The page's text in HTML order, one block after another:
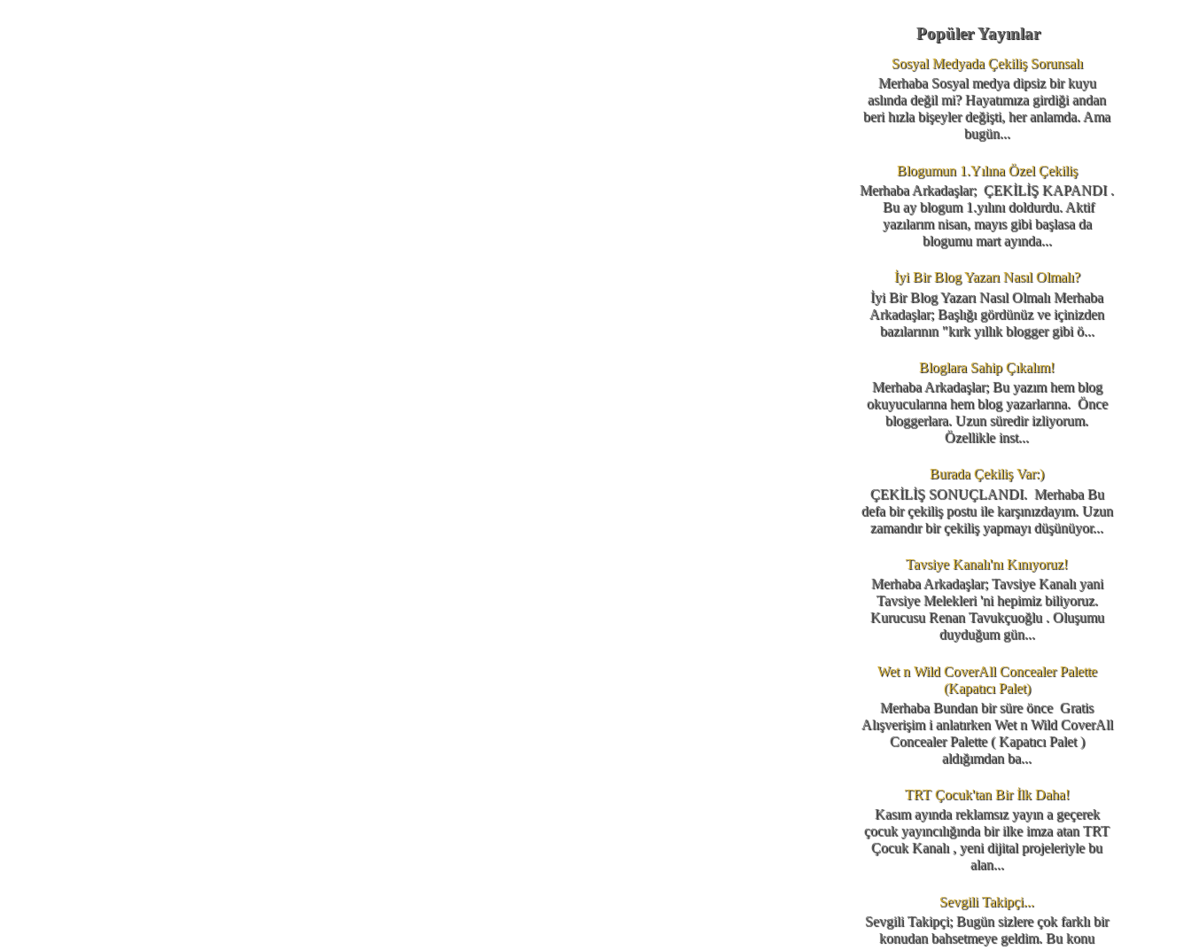
Popüler Yayınlar
Sosyal Medyada Çekiliş Sorunsalı
Merhaba Sosyal medya dipsiz bir kuyu
aslında değil mi? Hayatımıza girdiği andan
beri hızla bişeyler değişti, her anlamda. Ama
bugün...
Blogumun 1.Yılına Özel Çekiliş
Merhaba Arkadaşlar; ÇEKİLİŞ KAPANDI .
Bu ay blogum 1.yılını doldurdu. Aktif
yazılarım nisan, mayıs gibi başlasa da
blogumu mart ayında...
İyi Bir Blog Yazarı Nasıl Olmalı?
İyi Bir Blog Yazarı Nasıl Olmalı Merhaba
Arkadaşlar; Başlığı gördünüz ve içinizden
bazılarının "kırk yıllık blogger gibi ö...
Bloglara Sahip Çıkalım!
Merhaba Arkadaşlar; Bu yazım hem blog
okuyucularına hem blog yazarlarına. Önce
bloggerlara. Uzun süredir izliyorum.
Özellikle inst...
Burada Çekiliş Var:)
ÇEKİLİŞ SONUÇLANDI. Merhaba Bu
defa bir çekiliş postu ile karşınızdayım. Uzun
zamandır bir çekiliş yapmayı düşünüyor...
Tavsiye Kanalı'nı Kınıyoruz!
Merhaba Arkadaşlar; Tavsiye Kanalı yani
Tavsiye Melekleri 'ni hepimiz biliyoruz.
Kurucusu Renan Tavukçuoğlu . Oluşumu
duyduğum gün...
Wet n Wild CoverAll Concealer Palette
(Kapatıcı Palet)
Merhaba Bundan bir süre önce Gratis
Alışverişim i anlatırken Wet n Wild CoverAll
Concealer Palette ( Kapatıcı Palet )
aldığımdan ba...
TRT Çocuk'tan Bir İlk Daha!
Kasım ayında reklamsız yayın a geçerek
çocuk yayıncılığında bir ilke imza atan TRT
Çocuk Kanalı , yeni dijital projeleriyle bu
alan...
Sevgili Takipçi...
Sevgili Takipçi; Bugün sizlere çok farklı bir
konudan bahsetmeye geldim. Bu konu